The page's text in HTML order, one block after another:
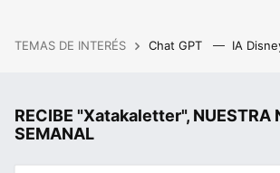
TEMAS DE INTERÉS Chat GPT IA
RECIBE "Xatakaletter", NUESTRA
SEMANAL